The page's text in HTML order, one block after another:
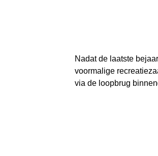
Nadat de laatste
voormalige
via de loopbrug